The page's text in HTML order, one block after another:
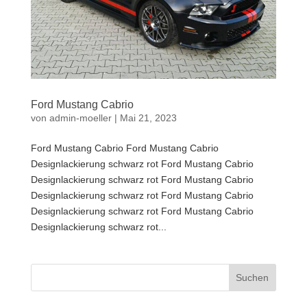
Ford Mustang Cabrio
von admin-moeller| Mai 21, 2023
Ford Mustang Cabrio Ford Mustang Cabrio
Designlackierung schwarz rot Ford Mustang Cabrio
Designlackierung schwarz rot Ford Mustang Cabrio
Designlackierung schwarz rot Ford Mustang Cabrio
Designlackierung schwarz rot Ford Mustang Cabrio
Designlackierung schwarz rot...
Suchen